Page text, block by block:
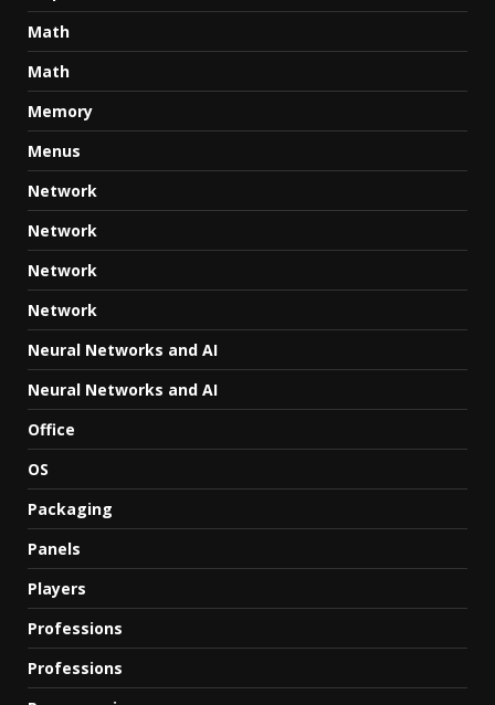
Math
Math
Memory
Menus
Network
Network
Network
Network
Neural Networks and AI
Neural Networks and AI
Office
OS
Packaging
Panels
Players
Professions
Professions